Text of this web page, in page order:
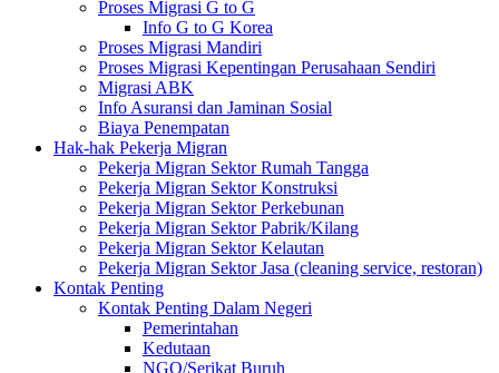
Proses Migrasi G to G
Info G to G Korea
Proses Migrasi Mandiri
Proses Migrasi Kepentingan Perusahaan Sendiri
Migrasi ABK
Info Asuransi dan Jaminan Sosial
Biaya Penempatan
Hak-hak Pekerja Migran
Pekerja Migran Sektor Rumah Tangga
Pekerja Migran Sektor Konstruksi
Pekerja Migran Sektor Perkebunan
Pekerja Migran Sektor Pabrik/Kilang
Pekerja Migran Sektor Kelautan
Pekerja Migran Sektor Jasa (cleaning service, restoran)
Kontak Penting
Kontak Penting Dalam Negeri
Pemerintahan
Kedutaan
NGO/Serikat Buruh